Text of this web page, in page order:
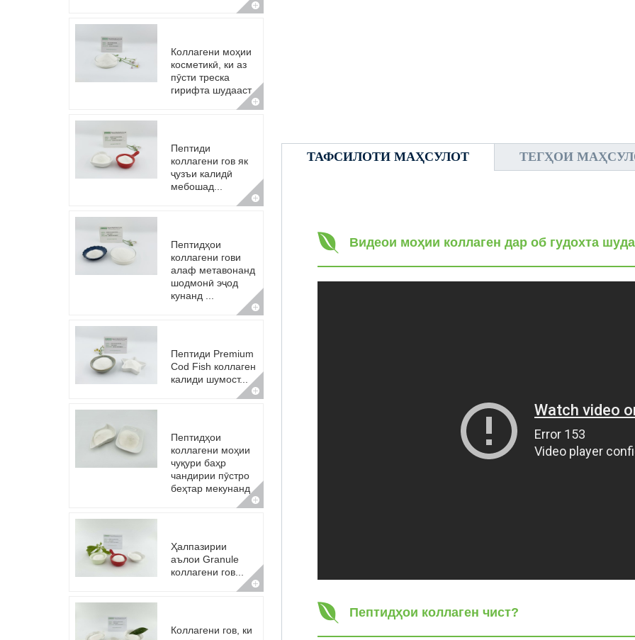
Коллагени моҳии
косметикӣ, ки аз
пӯсти треска
гирифта шудааст
Пептиди
коллагени гов як
ҷузъи калидӣ
мебошад...
Пептидҳои
коллагени гови
алаф метавонанд
шодмонӣ эҷод
кунанд ...
Пептиди Premium
Cod Fish коллаген
калиди шумост...
Пептидҳои
коллагени моҳии
чуқури баҳр
чандирии пӯстро
беҳтар мекунанд
Ҳалпазирии
аълои Granule
коллагени гов...
Коллагени гов, ки
ТАФСИЛОТИ МАҲСУЛОТ ТЕГҲОИ
Видеои моҳии коллаген дар об гудохта
Пептидҳои коллаген чист?